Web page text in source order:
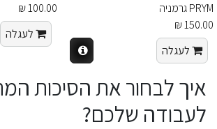
PRYM גרמניה
150.00 ₪
לעגלה
100.00 ₪
לעגלה
איך לבחור את הסיכות
לעבודה שלכם?